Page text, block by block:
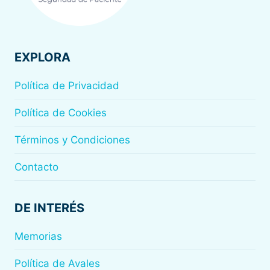
EXPLORA
Política de Privacidad
Política de Cookies
Términos y Condiciones
Contacto
DE INTERÉS
Memorias
Política de Avales